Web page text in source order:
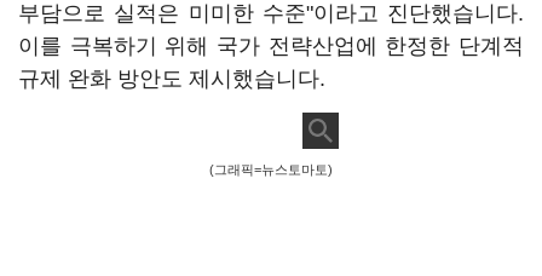
부담으로 실적은 미미한 수준"이라고 진단했습니다.
이를 극복하기 위해 국가 전략산업에 한정한 단계적
규제 완화 방안도 제시했습니다.
(그래픽=뉴스토마토)